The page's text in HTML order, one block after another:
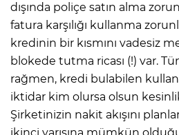
dışında poliçe satın alma
fatura karşılığı kullanma
kredinin bir kısmını vadesiz
blokede tutma ricası (!) var.
rağmen, kredi bulabilen
iktidar kim olursa olsun
Şirketinizin nakit akışını